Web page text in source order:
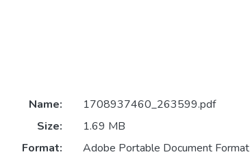
Name:
1708937460_263599.pdf
Size:
1.69 MB
Format:
Adobe Portable Document Format